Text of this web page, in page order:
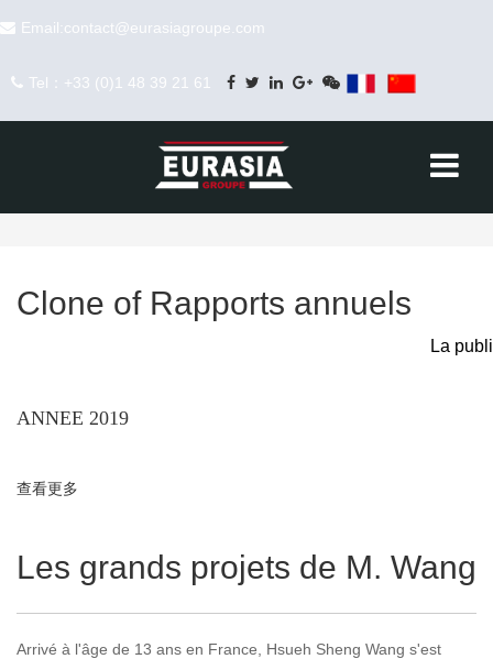
Email:contact@eurasiagroupe.com
Tel：+33 (0)1 48 39 21 61
Clone of Rapports annuels
La
ANNEE 2019
查看更多
Les grands projets de M. Wang
Arrivé à l'âge de 13 ans en France, Hsueh Sheng Wang s'est